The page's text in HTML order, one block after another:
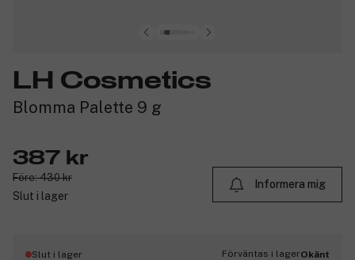
LH Cosmetics
Blomma Palette 9 g
387 kr
Före: 430 kr
Slut i lager
Informera mig
Slut i lager Förväntas i lagerOkänt